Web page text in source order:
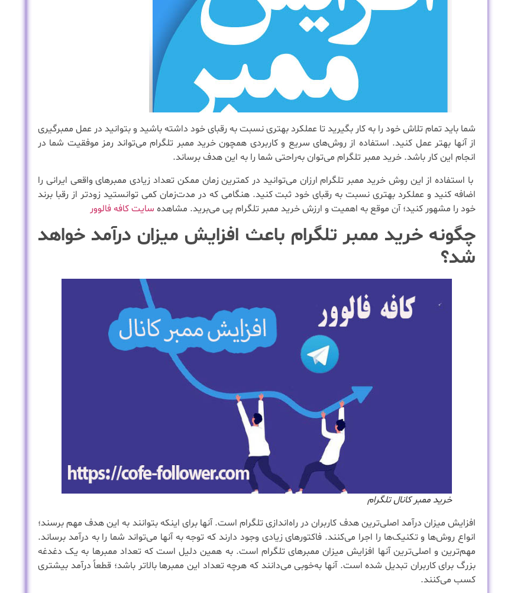
شما باید تمام تلاش خود را به کار بگیرید تا عملکرد بهتری نسبت به رقبای خود داشته باشید و بتوانید در عمل ممبرگیری
از آنها بهتر عمل کنید. استفاده از روش‌های سریع و کاربردی همچون خرید ممبر تلگرام می‌تواند رمز موفقیت شما در
انجام این کار باشد. خرید ممبر تلگرام می‌توان به‌راحتی شما را به این هدف برساند.
با استفاده از این روش خرید ممبر تلگرام ارزان می‌توانید در کمترین زمان ممکن تعداد زیادی ممبرهای واقعی ایرانی را
اضافه کنید و عملکرد بهتری نسبت به رقبای خود ثبت کنید. هنگامی که در مدت‌زمان کمی توانستید زودتر از رقبا برند
خود را مشهور کنید؛ آن موقع به اهمیت و ارزش خرید ممبر تلگرام پی می‌برید. مشاهده سایت کافه فالوور
چگونه خرید ممبر تلگرام باعث افزایش میزان درآمد خواهد
شد؟
خرید ممبر کانال تلگرام
افزایش میزان درآمد اصلی‌ترین هدف کاربران در راه‌اندازی تلگرام است. آنها برای اینکه بتوانند به این هدف مهم برسند؛
انواع روش‌ها و تکنیک‌ها را اجرا می‌کنند. فاکتورهای زیادی وجود دارند که توجه به آنها می‌تواند شما را به درآمد برساند.
مهم‌ترین و اصلی‌ترین آنها افزایش میزان ممبرهای تلگرام است. به همین دلیل است که تعداد ممبرها به یک دغدغه
بزرگ برای کاربران تبدیل شده است. آنها به‌خوبی می‌دانند که هرچه تعداد این ممبرها بالاتر باشد؛ قطعاً درآمد بیشتری
کسب می‌کنند.